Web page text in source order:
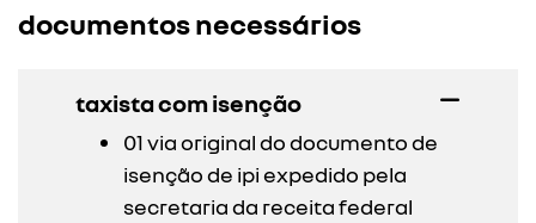
documentos necessários
taxista com isenção
01 via original do documento de
isenção de ipi expedido pela
secretaria da receita federal